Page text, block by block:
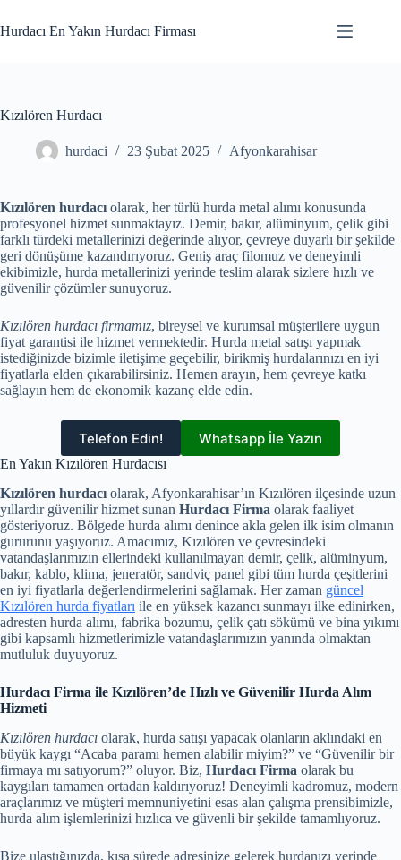
to
content
Hurdacı En Yakın Hurdacı Firması
Kızılören Hurdacı
hurdaci 23 Şubat 2025 Afyonkarahisar
Kızılören hurdacı olarak, her türlü hurda metal alımı konusunda
profesyonel hizmet sunmaktayız. Demir, bakır, alüminyum, çelik gibi
farklı türdeki metallerinizi değerinde alıyor, çevreye duyarlı bir şekilde
geri dönüşüme kazandırıyoruz. Geniş araç filomuz ve deneyimli
ekibimizle, hurda metallerinizi yerinde teslim alarak sizlere hızlı ve
güvenilir çözümler sunuyoruz.
Kızılören hurdacı firmamız, bireysel ve kurumsal müşterilere uygun
fiyat garantisi ile hizmet vermektedir. Hurda metal satışı yapmak
istediğinizde bizimle iletişime geçebilir, birikmiş hurdalarınızı en iyi
fiyatlarla elden çıkarabilirsiniz. Hemen arayın, hem çevreye katkı
sağlayın hem de ekonomik kazanç elde edin.
Telefon Edin! Whatsapp İle Yazın
En Yakın Kızılören Hurdacısı
Kızılören hurdacı olarak, Afyonkarahisar’ın Kızılören ilçesinde uzun
yıllardır güvenilir hizmet sunan Hurdacı Firma olarak faaliyet
gösteriyoruz. Bölgede hurda alımı denince akla gelen ilk isim olmanın
gururunu yaşıyoruz. Amacımız, Kızılören ve çevresindeki
vatandaşlarımızın ellerindeki kullanılmayan demir, çelik, alüminyum,
bakır, kablo, klima, jeneratör, sandviç panel gibi tüm hurda çeşitlerini
en iyi fiyatlarla değerlendirmelerini sağlamak. Her zaman güncel
Kızılören hurda fiyatları ile en yüksek kazancı sunmayı ilke edinirken,
adresten hurda alımı, fabrika bozumu, çelik çatı sökümü ve bina yıkımı
gibi kapsamlı hizmetlerimizle vatandaşlarımızın yanında olmaktan
mutluluk duyuyoruz.
Hurdacı Firma ile Kızılören’de Hızlı ve Güvenilir Hurda Alım
Hizmeti
Kızılören hurdacı olarak, hurda satışı yapacak olanların aklındaki en
büyük kaygı “Acaba paramı hemen alabilir miyim?” ve “Güvenilir bir
firmaya mı satıyorum?” oluyor. Biz, Hurdacı Firma olarak bu
kaygıları tamamen ortadan kaldırıyoruz! Deneyimli kadromuz, modern
araçlarımız ve müşteri memnuniyetini esas alan çalışma prensibimizle,
hurda alım işlemlerinizi hızlıca ve güvenli bir şekilde tamamlıyoruz.
Bize ulaştığınızda, kısa sürede adresinize gelerek hurdanızı yerinde